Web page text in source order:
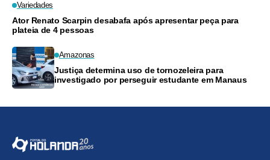
Variedades
Ator Renato Scarpin desabafa após apresentar peça para
plateia de 4 pessoas
Amazonas
Justiça determina uso de tornozeleira para
investigado por perseguir estudante em Manaus